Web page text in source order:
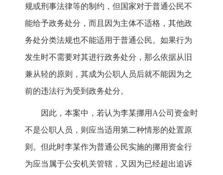
规或刑事法律等的制约，但国家对于普通公民不
能给予政务处分，而且因为主体不适格，其他政
务处分类法规也不能适用于普通公民。如果行为
发生时不需要对其进行政务处分，那么依据从旧
兼从轻的原则，其成为公职人员后就不能因为之
前的违法行为受到政务处分。
因此，本案中，若认为李某挪用A公司资金时
不是公职人员，则应当适用第二种情形的处置原
则。但此时李某作为普通公民实施的挪用资金行
为应当属于公安机关管辖，又因为已经超出追诉